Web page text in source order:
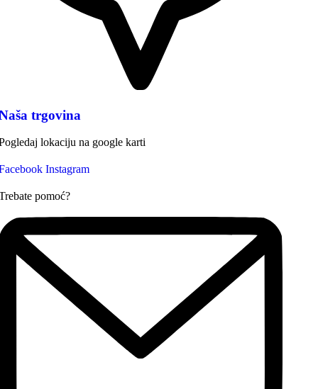
trgovina
lokaciju na google karti
Instagram
pomoć?